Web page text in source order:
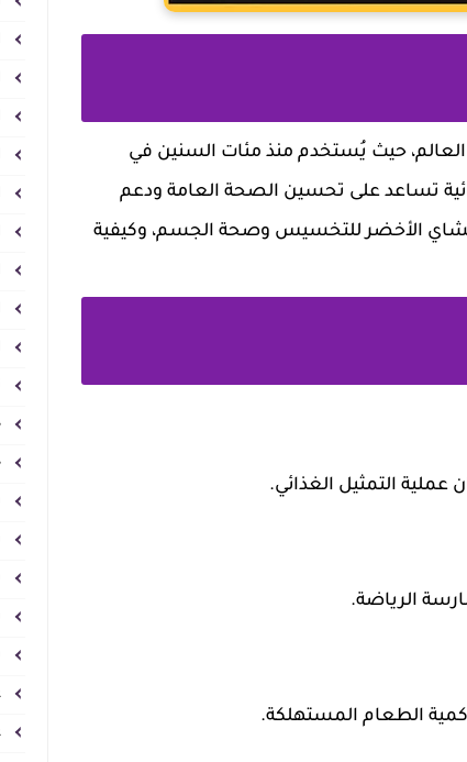
حيث يُستخدم منذ مئات السنين في
تساعد على تحسين الصحة العامة ودعم
الأخضر للتخسيس وصحة الجسم، وكيفية
عملية التمثيل الغذائي.
الرياضة.
الطعام المستهلكة.